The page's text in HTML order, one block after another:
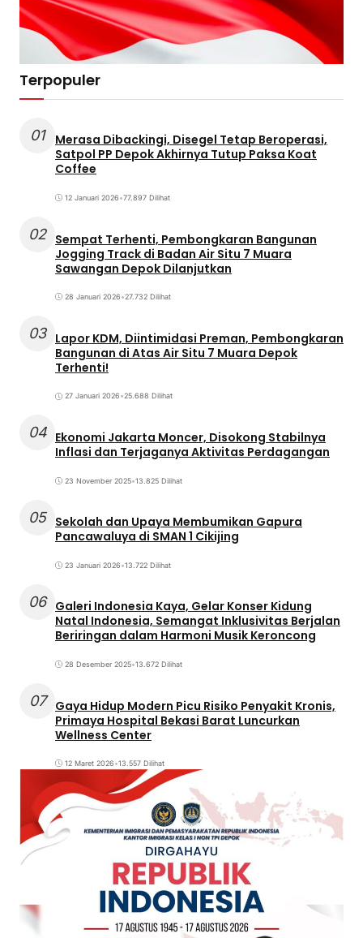
Terpopuler
01
Merasa Dibackingi, Disegel Tetap Beroperasi,
Satpol PP Depok Akhirnya Tutup Paksa Koat
Coffee
12 Januari 2026•77.897 Dilihat
02 Sempat Terhenti, Pembongkaran Bangunan
Jogging Track di Badan Air Situ 7 Muara
Sawangan Depok Dilanjutkan
28 Januari 2026•27.732 Dilihat
03 Lapor KDM, Diintimidasi Preman, Pembongkaran
Bangunan di Atas Air Situ 7 Muara Depok
Terhenti!
27 Januari 2026•25.688 Dilihat
04 Ekonomi Jakarta Moncer, Disokong Stabilnya
Inflasi dan Terjaganya Aktivitas Perdagangan
23 November 2025•13.825 Dilihat
05 Sekolah dan Upaya Membumikan Gapura
Pancawaluya di SMAN 1 Cikijing
23 Januari 2026•13.722 Dilihat
06 Galeri Indonesia Kaya, Gelar Konser Kidung
Natal Indonesia, Semangat Inklusivitas Berjalan
Beriringan dalam Harmoni Musik Keroncong
28 Desember 2025•13.672 Dilihat
07
Gaya Hidup Modern Picu Risiko Penyakit Kronis,
Primaya Hospital Bekasi Barat Luncurkan
Wellness Center
12 Maret 2026•13.557 Dilihat